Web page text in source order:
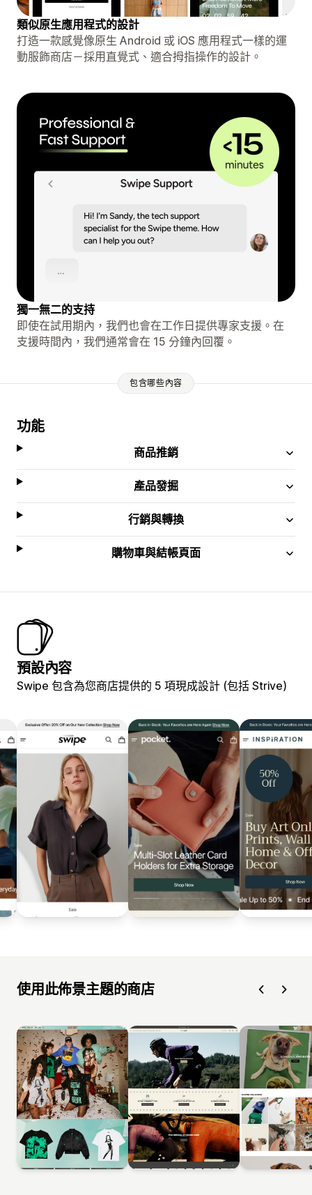
類似原生應用程式的設計
打造一款感覺像原生 Android 或 iOS 應用程式一樣的運
動服飾商店－採用直覺式、適合拇指操作的設計。
獨一無二的支持
即使在試用期內，我們也會在工作日提供專家支援。在
支援時間內，我們通常會在 15 分鐘內回覆。
包含哪些內容
功能
商品推銷
產品發掘
行銷與轉換
購物車與結帳頁面
預設內容
Swipe 包含為您商店提供的 5 項現成設計 (包括 Strive)
使用此佈景主題的商店